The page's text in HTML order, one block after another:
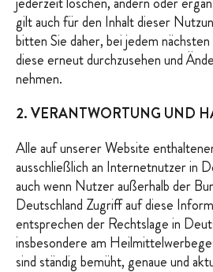
gilt auch für den Inhalt dieser
bitten Sie daher, bei jedem
diese erneut durchzusehen und
nehmen.
2. VERANTWORTUNG UND
Alle auf unserer Website
ausschließlich an Internetnutzer in
auch wenn Nutzer außerhalb der
Deutschland Zugriff auf diese
entsprechen der Rechtslage in
insbesondere am
sind ständig bemüht, genaue und